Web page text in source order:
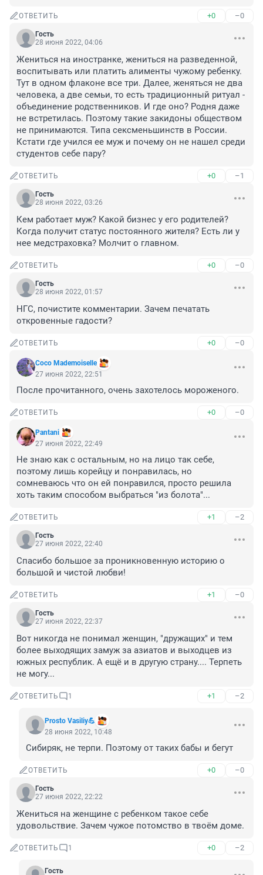
ОТВЕТИТЬ +0 –0
Гость
28 июня 2022, 04:06
Жениться на иностранке, жениться на разведенной,
воспитывать или платить алименты чужому ребенку.
Тут в одном флаконе все три. Далее, женяться не два
человека, а две семьи, то есть традиционный ритуал -
объединение родственников. И где оно? Родня даже
не встретилась. Поэтому такие закидоны обществом
не принимаются. Типа сексменьшинств в России.
Кстати где учился ее муж и почему он не нашел среди
студентов себе пару?
ОТВЕТИТЬ +0 –1
Гость
28 июня 2022, 03:26
Кем работает муж? Какой бизнес у его родителей?
Когда получит статус постоянного жителя? Есть ли у
нее медстраховка? Молчит о главном.
ОТВЕТИТЬ +0 –0
Гость
28 июня 2022, 01:57
НГС, почистите комментарии. Зачем печатать
откровенные гадости?
ОТВЕТИТЬ +0 –0
Coco Mademoiselle
27 июня 2022, 22:51
После прочитанного, очень захотелось мороженого.
ОТВЕТИТЬ +0 –0
Pantani
27 июня 2022, 22:49
Не знаю как с остальным, но на лицо так себе,
поэтому лишь корейцу и понравилась, но
сомневаюсь что он ей понравился, просто решила
хоть таким способом выбраться "из болота"...
ОТВЕТИТЬ +1 –2
Гость
27 июня 2022, 22:40
Спасибо большое за проникновенную историю о
большой и чистой любви!
ОТВЕТИТЬ +1 –0
Гость
27 июня 2022, 22:37
Вот никогда не понимал женщин, "дружащих" и тем
более выходящих замуж за азиатов и выходцев из
южных республик. А ещё и в другую страну.... Терпеть
не могу...
ОТВЕТИТЬ 1 +1 –2
Prosto Vasiliy💪
28 июня 2022, 10:48
Сибиряк, не терпи. Поэтому от таких бабы и бегут
ОТВЕТИТЬ +0 –0
Гость
27 июня 2022, 22:22
Жениться на женщине с ребенком такое себе
удовольствие. Зачем чужое потомство в твоём доме.
ОТВЕТИТЬ 1 +0 –2
Гость